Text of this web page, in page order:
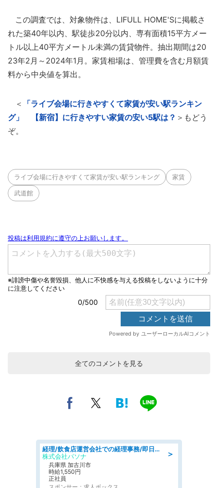
この調査では、対象物件は、LIFULL HOME'Sに掲載さ
れた築40年以内、駅徒歩20分以内、専有面積15平方メー
トル以上40平方メートル未満の賃貸物件。抽出期間は20
23年2月～2024年1月。家賃相場は、管理費を含む月額賃
料から中央値を算出。
＜
「ライブ会場に行きやすくて家賃が安い駅ランキン
グ」 【新宿】に行きやすい家賃の安い5駅は？ ＞もどう
ぞ。
ライブ会場に行きやすくて家賃が安い駅ランキング 家賃
武道館
全てのコメントを見る
＞
経理/飲食店運営会社での経理事務/即日勤務可/車通勤可/経理/一般事務
株式会社パソナ
兵庫県 加古川市
時給1,550円
正社員